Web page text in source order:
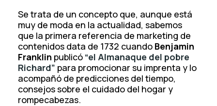
Se trata de un concepto que, aunque está
muy de moda en la actualidad, sabemos
que la primera referencia de marketing de
contenidos data de 1732 cuando Benjamin
Franklin publicó “el Almanaque del pobre
Richard” para promocionar su imprenta y lo
acompañó de predicciones del tiempo,
consejos sobre el cuidado del hogar y
rompecabezas.